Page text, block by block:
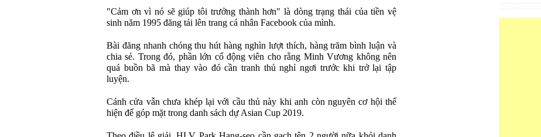
"Cảm ơn vì nó sẽ giúp tôi trưởng thành hơn" là dòng trạng thái của tiền vệ
sinh năm 1995 đăng tải lên trang cá nhân Facebook của mình.
Bài đăng nhanh chóng thu hút hàng nghìn lượt thích, hàng trăm bình luận và
chia sẻ. Trong đó, phần lớn cổ động viên cho rằng Minh Vương không nên
quá buồn bã mà thay vào đó cần tranh thủ nghỉ ngơi trước khi trở lại tập
luyện.
Cánh cửa vẫn chưa khép lại với cầu thủ này khi anh còn nguyên cơ hội thể
hiện để góp mặt trong danh sách dự Asian Cup 2019.